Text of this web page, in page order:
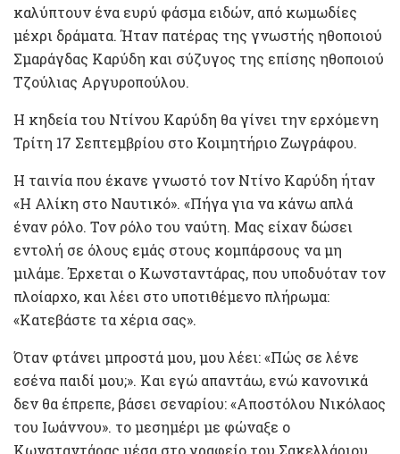
καλύπτουν ένα ευρύ φάσμα ειδών, από κωμωδίες
μέχρι δράματα. Ήταν πατέρας της γνωστής ηθοποιού
Σμαράγδας Καρύδη και σύζυγος της επίσης ηθοποιού
Τζούλιας Αργυροπούλου.
Η κηδεία του Ντίνου Καρύδη θα γίνει την ερχόμενη
Τρίτη 17 Σεπτεμβρίου στο Κοιμητήριο Ζωγράφου.
Η ταινία που έκανε γνωστό τον Ντίνο Καρύδη ήταν
«Η Αλίκη στο Ναυτικό». «Πήγα για να κάνω απλά
έναν ρόλο. Τον ρόλο του ναύτη. Μας είχαν δώσει
εντολή σε όλους εμάς στους κομπάρσους να μη
μιλάμε. Έρχεται ο Κωνσταντάρας, που υποδυόταν τον
πλοίαρχο, και λέει στο υποτιθέμενο πλήρωμα:
«Κατεβάστε τα χέρια σας».
Όταν φτάνει μπροστά μου, μου λέει: «Πώς σε λένε
εσένα παιδί μου;». Και εγώ απαντάω, ενώ κανονικά
δεν θα έπρεπε, βάσει σεναρίου: «Αποστόλου Νικόλαος
του Ιωάννου». το μεσημέρι με φώναξε ο
Κωνσταντάρας μέσα στο γραφείο του Σακελλάριου